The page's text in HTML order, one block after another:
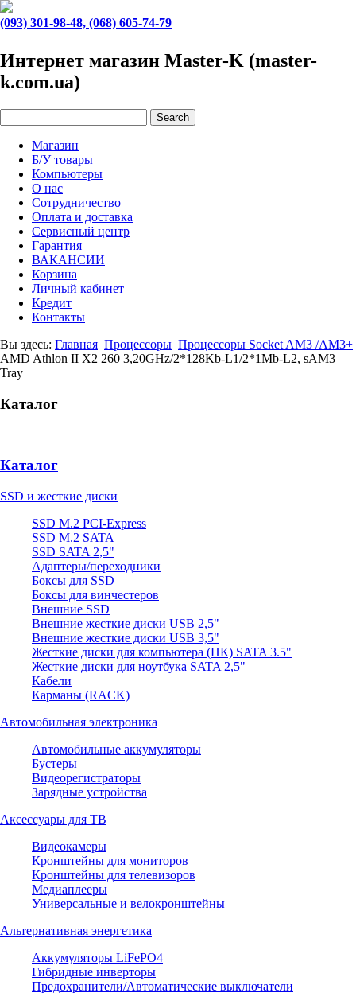
(093) 301-98-48, (068) 605-74-79
Интернет магазин Master-K (master-
k.com.ua)
Магазин
Б/У товары
Компьютеры
О нас
Сотрудничество
Оплата и доставка
Сервисный центр
Гарантия
ВАКАНСИИ
Корзина
Личный кабинет
Кредит
Контакты
Вы здесь: Главная Процессоры Процессоры Socket AM3 /AM3+
AMD Athlon II X2 260 3,20GHz/2*128Kb-L1/2*1Mb-L2, sAM3
Tray
Каталог
Каталог
SSD и жесткие диски
SSD M.2 PCI-Express
SSD M.2 SATA
SSD SATA 2,5"
Адаптеры/переходники
Боксы для SSD
Боксы для винчестеров
Внешние SSD
Внешние жесткие диски USB 2,5"
Внешние жесткие диски USB 3,5"
Жесткие диски для компьютера (ПК) SATA 3.5"
Жесткие диски для ноутбука SATA 2,5"
Кабели
Карманы (RACK)
Автомобильная электроника
Автомобильные аккумуляторы
Бустеры
Видеорегистраторы
Зарядные устройства
Аксессуары для ТВ
Видеокамеры
Кронштейны для мониторов
Кронштейны для телевизоров
Медиаплееры
Универсальные и велокронштейны
Альтернативная энергетика
Аккумуляторы LiFePO4
Гибридные инверторы
Предохранители/Автоматические выключатели